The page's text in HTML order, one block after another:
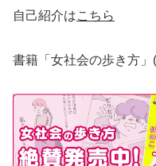
自己紹介はこちら
書籍「女社会の歩き方